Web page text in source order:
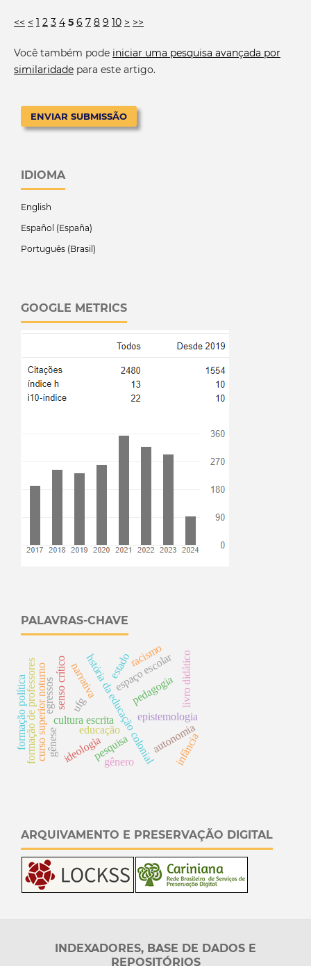
<< < 1 2 3 4 5 6 7 8 9 10 > >>
Você também pode iniciar uma pesquisa avançada por
similaridadepara este artigo.
ENVIAR SUBMISSÃO
IDIOMA
English
Español (España)
Português (Brasil)
GOOGLE METRICS
PALAVRAS-CHAVE
narrativahstória da educação colonial
cultura escrita epistemologia
pesquisa
educação
senso crítico
curso superior noturno pedagogia livro didático
gênese
espaço escolar
formação de professores ideologia
estado
formação política autonomia
ufg
infância
racismo
gênero
egressos
ARQUIVAMENTO E PRESERVAÇÃO DIGITAL
INDEXADORES, BASE DE DADOS E
REPOSITÓRIOS